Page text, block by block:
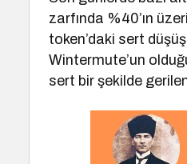
zarfında %40’ın
token’daki sert
Wintermute’un
sert bir şekilde